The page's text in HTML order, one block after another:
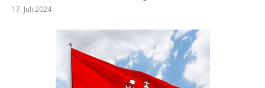
17. Juli 2024